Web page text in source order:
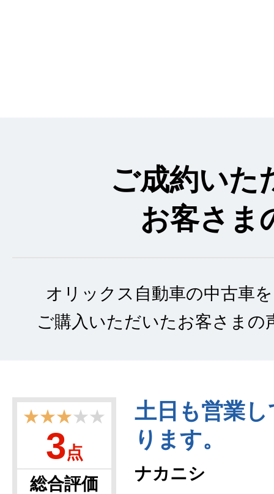
ご成約いた
お客さま
オリックス自動車の中古車
ご購入いただいたお客さまの
★★★★★
3点
総合評価
土日も営業
ります。
ナカニシ